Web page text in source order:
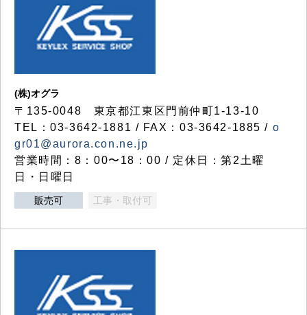
(株)オグラ
〒135-0048 東京都江東区門前仲町1-13-10
TEL：03-3642-1881 / FAX：03-3642-1885 / o
gr01@aurora.con.ne.jp
営業時間：8：00〜18：00 / 定休日：第2土曜
日・日曜日
販売可 工事・取付可